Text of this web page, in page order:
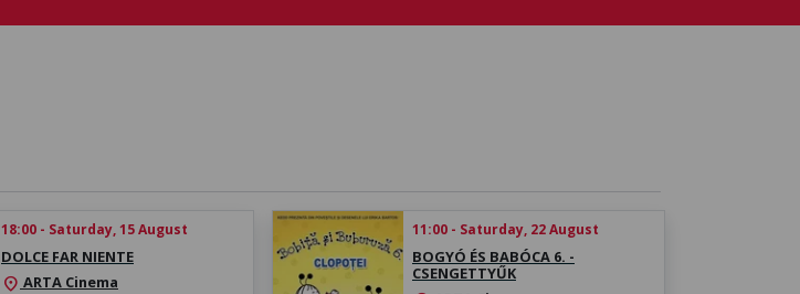
18:00 - Saturday, 15 August
DOLCE FAR NIENTE
location_on ARTA Cinema
11:00 - Saturday, 22 August
BOGYÓ ÉS BABÓCA 6. -
CSENGETTYŰK